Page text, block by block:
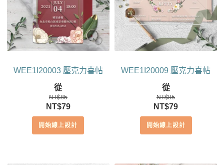
WEE1I20003 壓克力喜帖
從
NT$85
原
始
價
NT$79目
前
價
開始線上設計
WEE1I20009 壓克力喜帖
從
NT$85
原
始
價
NT$79目
前
價
開始線上設計